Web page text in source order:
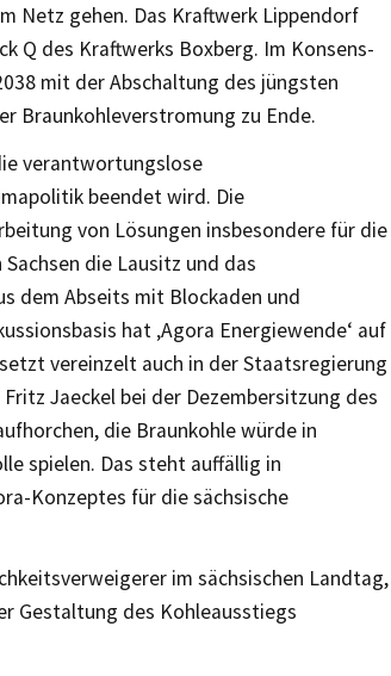
Netz gehen. Das Kraftwerk Lippendorf
Q des Kraftwerks Boxberg. Im Konsens-
mit der Abschaltung des jüngsten
Braunkohleverstromung zu Ende.
verantwortungslose
beendet wird. Die
von Lösungen insbesondere für die
die Lausitz und das
dem Abseits mit Blockaden und
hat ‚Agora Energiewende‘ auf
vereinzelt auch in der Staatsregierung
Jaeckel bei der Dezembersitzung des
die Braunkohle würde in
spielen. Das steht auffällig in
Konzeptes für die sächsische
im sächsischen Landtag,
Gestaltung des Kohleausstiegs